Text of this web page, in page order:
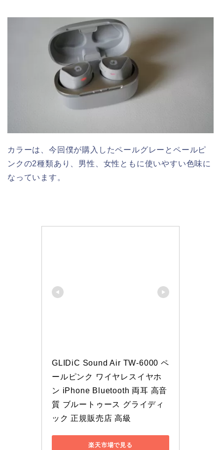
カラーは、今回僕が購入したペールグレーとペールピ
ンクの2種類あり、男性、女性ともに使いやすい色味に
なっています。
GLIDiC Sound Air TW-6000 ペ
ールピンク ワイヤレスイヤホ
ン iPhone Bluetooth 両耳 高音
質 ブルートゥース グライディ
ック 正規販売店 高級
楽天市場で見る